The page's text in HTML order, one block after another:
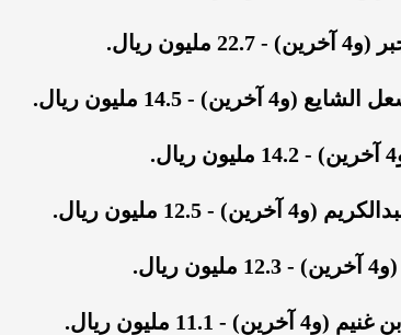
ريال.
- 14.5 مليون ريال.
12.5 مليون ريال.
مليون ريال.